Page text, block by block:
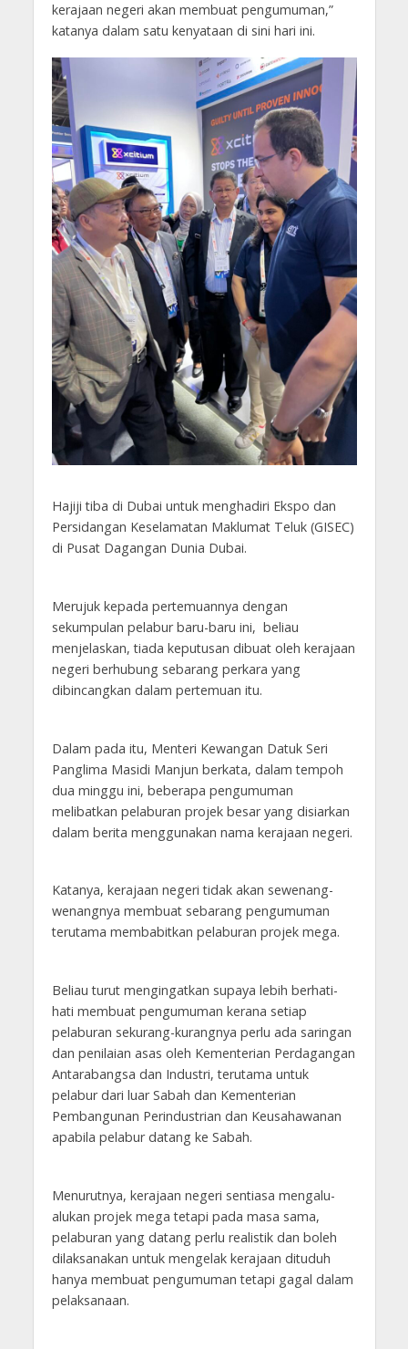
kerajaan negeri akan membuat pengumuman,”
katanya dalam satu kenyataan di sini hari ini.
Hajiji tiba di Dubai untuk menghadiri Ekspo dan
Persidangan Keselamatan Maklumat Teluk (GISEC)
di Pusat Dagangan Dunia Dubai.
Merujuk kepada pertemuannya dengan
sekumpulan pelabur baru-baru ini, beliau
menjelaskan, tiada keputusan dibuat oleh kerajaan
negeri berhubung sebarang perkara yang
dibincangkan dalam pertemuan itu.
Dalam pada itu, Menteri Kewangan Datuk Seri
Panglima Masidi Manjun berkata, dalam tempoh
dua minggu ini, beberapa pengumuman
melibatkan pelaburan projek besar yang disiarkan
dalam berita menggunakan nama kerajaan negeri.
Katanya, kerajaan negeri tidak akan sewenang-
wenangnya membuat sebarang pengumuman
terutama membabitkan pelaburan projek mega.
Beliau turut mengingatkan supaya lebih berhati-
hati membuat pengumuman kerana setiap
pelaburan sekurang-kurangnya perlu ada saringan
dan penilaian asas oleh Kementerian Perdagangan
Antarabangsa dan Industri, terutama untuk
pelabur dari luar Sabah dan Kementerian
Pembangunan Perindustrian dan Keusahawanan
apabila pelabur datang ke Sabah.
Menurutnya, kerajaan negeri sentiasa mengalu-
alukan projek mega tetapi pada masa sama,
pelaburan yang datang perlu realistik dan boleh
dilaksanakan untuk mengelak kerajaan dituduh
hanya membuat pengumuman tetapi gagal dalam
pelaksanaan.